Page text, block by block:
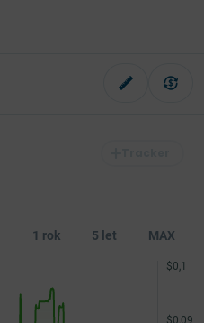
1 rok 5 let MAX